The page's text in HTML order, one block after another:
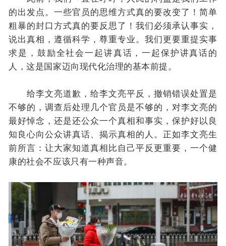
的出发点。一些官员的思维方式真的要改变了！简单
粗暴的封口方式真的要反思了！我们必须承认事实，
说出真相，遵循科学，尊重专业。我们更要重提实事
求是，鼓励全社会一起讲真话，一起保护讲真话的
人，这是国家迈向现代化治理的基本前提。
给李文亮道歉，给李文亮平反，撤销错误处置是
不够的，调查后处理几个官员是不够的，对李文亮的
最好悼念，还是还公众一个真相和事实，保护好以良
知良心向公众讲真话、揭示真相的人。正如李文亮生
前所言：让大家知道真相比自己平反更重要，一个健
康的社会不应该只有一种声音。